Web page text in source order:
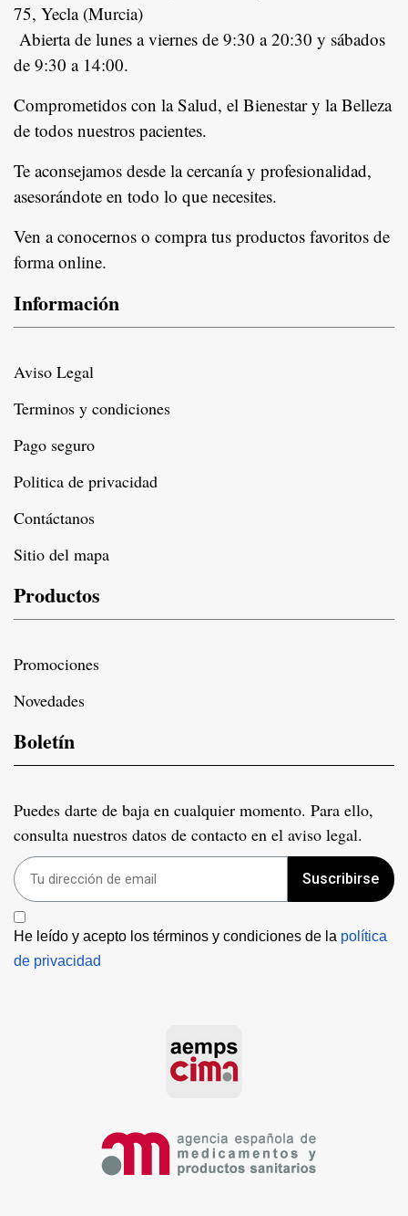
75, Yecla (Murcia)
Abierta de lunes a viernes de 9:30 a 20:30 y sábados
de 9:30 a 14:00.
Comprometidos con la Salud, el Bienestar y la Belleza
de todos nuestros pacientes.
Te aconsejamos desde la cercanía y profesionalidad,
asesorándote en todo lo que necesites.
Ven a conocernos o compra tus productos favoritos de
forma online.
Información
Aviso Legal
Terminos y condiciones
Pago seguro
Politica de privacidad
Contáctanos
Sitio del mapa
Productos
Promociones
Novedades
Boletín
Puedes darte de baja en cualquier momento. Para ello,
consulta nuestros datos de contacto en el aviso legal.
Suscribirse
He leído y acepto los términos y condiciones de la política
de privacidad